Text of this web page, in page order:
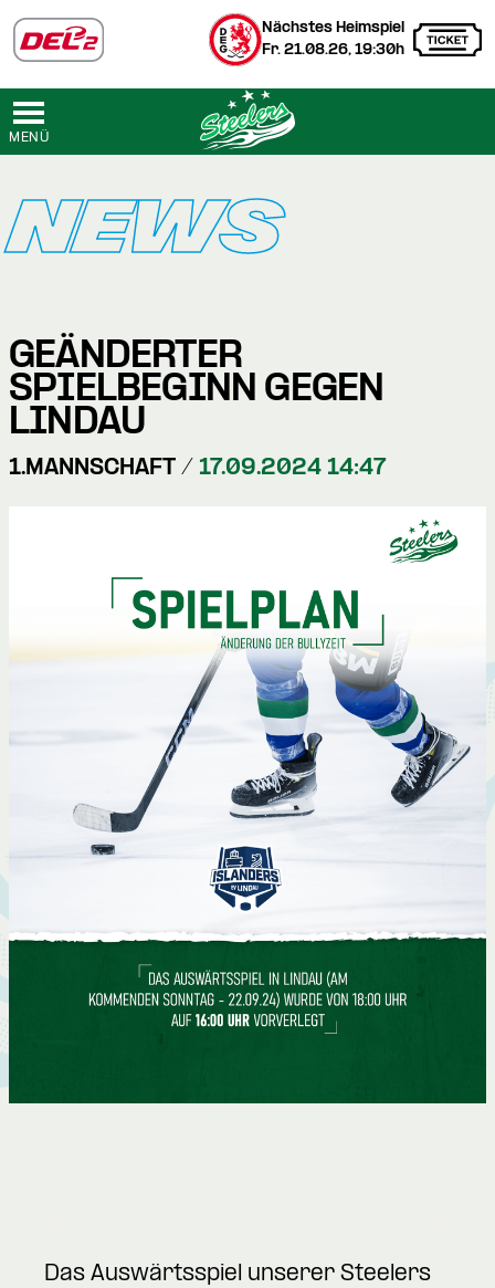
Nächstes Heimspiel
Fr. 21.08.26, 19:30h
MENÜ
NEWS
GEÄNDERTER
SPIELBEGINN GEGEN
LINDAU
1.MANNSCHAFT / 17.09.2024 14:47
Das Auswärtsspiel unserer Steelers